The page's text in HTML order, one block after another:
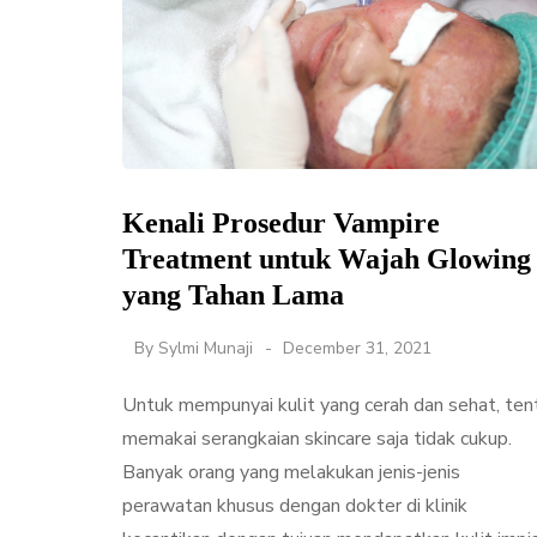
Kenali Prosedur Vampire
Treatment untuk Wajah Glowing
yang Tahan Lama
By Sylmi Munaji December 31, 2021
Untuk mempunyai kulit yang cerah dan sehat,
memakai serangkaian skincare saja tidak cukup.
Banyak orang yang melakukan jenis-jenis
perawatan khusus dengan dokter di klinik